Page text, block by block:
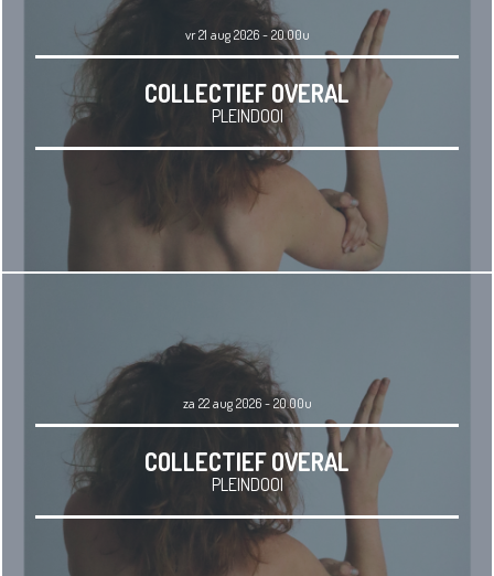
vr 21 aug 2026 - 20.00u
COLLECTIEF OVERAL
PLEINDOOI
za 22 aug 2026 - 20.00u
COLLECTIEF OVERAL
PLEINDOOI